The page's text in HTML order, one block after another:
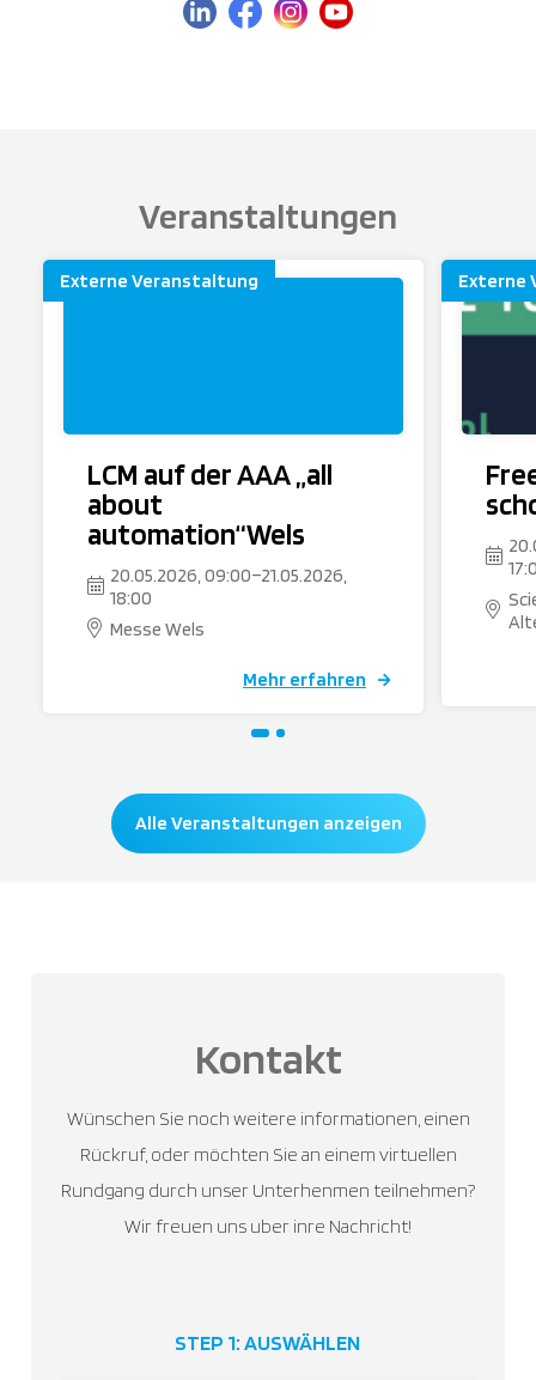
Veranstaltungen
Externe Veranstaltung
LCM auf der AAA „all
about
automation“Wels
20.05.2026, 09:00–21.05.2026,
18:00
Messe Wels
Mehr erfahren
Externe
Alle Veranstaltungen anzeigen
Kontakt
Wünschen Sie noch weitere informationen, einen
Rückruf, oder möchten Sie an einem virtuellen
Rundgang durch unser Unterhenmen teilnehmen?
Wir freuen uns uber inre Nachricht!
STEP 1: AUSWÄHLEN